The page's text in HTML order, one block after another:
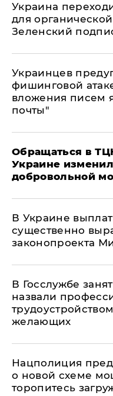
Украина
для
Зеленский
Украинцев
фишинговой
вложения писем
почты"
Обращаться в
Украине
добровольной
В Украине
существенно
законопроекта
В Госслужбе
назвали
желающих
Нацполиция
о новой схеме
торопитесь